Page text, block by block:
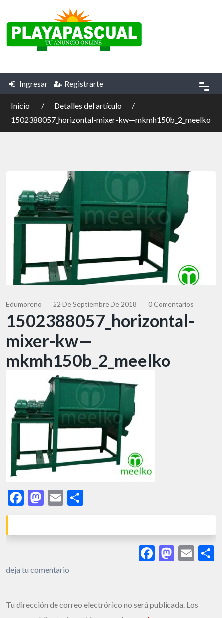
Ingresar Registrarte
Inicio
Detalles del artículo
1502388057_horizontal-mixer-kw—mkmh150b_2_meelko
Edumoreno 22 De Septiembre De 2018 0 Comentarios
1502388057_horizontal-
mixer-kw—
mkmh150b_2_meelko
Facebook
Mastodon
Email
Facebook
deja tu comentario
Tu dirección de correo electrónico no será publicada. Los